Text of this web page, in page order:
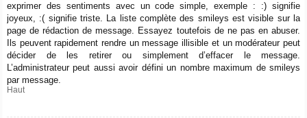
exprimer des sentiments avec un code simple, exemple : :) signifie
joyeux, :( signifie triste. La liste complète des smileys est visible sur la
page de rédaction de message. Essayez toutefois de ne pas en abuser.
Ils peuvent rapidement rendre un message illisible et un modérateur peut
décider de les retirer ou simplement d’effacer le message.
L’administrateur peut aussi avoir défini un nombre maximum de smileys
par message.
Haut